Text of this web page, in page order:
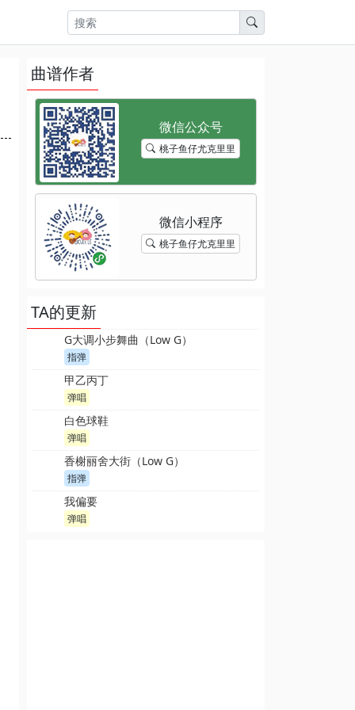
曲谱作者
桃子鱼仔尤克里里
桃子鱼仔尤克里里
TA的更新
G大调小步舞曲（Low G）
指弹
甲乙丙丁
弹唱
白色球鞋
弹唱
香榭丽舍大街（Low G）
指弹
我偏要
弹唱